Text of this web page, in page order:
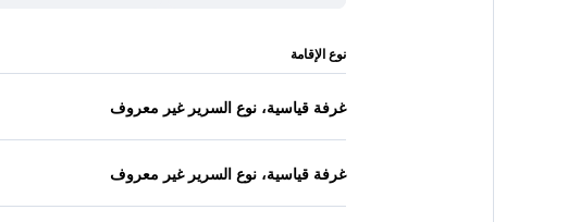
نوع الإقامة
غرفة قياسية، نوع السرير غير معروف
غرفة قياسية، نوع السرير غير معروف